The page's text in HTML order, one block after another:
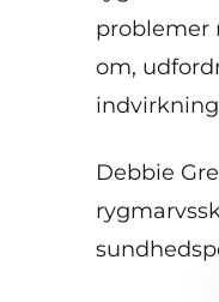
problemer
om,
Debbie